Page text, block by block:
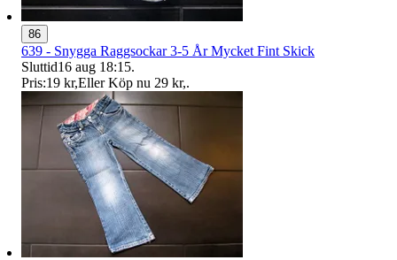
86
639 - Snygga Raggsockar 3-5 År Mycket Fint Skick
Sluttid16 aug 18:15.
Pris:19 kr,Eller Köp nu 29 kr,.